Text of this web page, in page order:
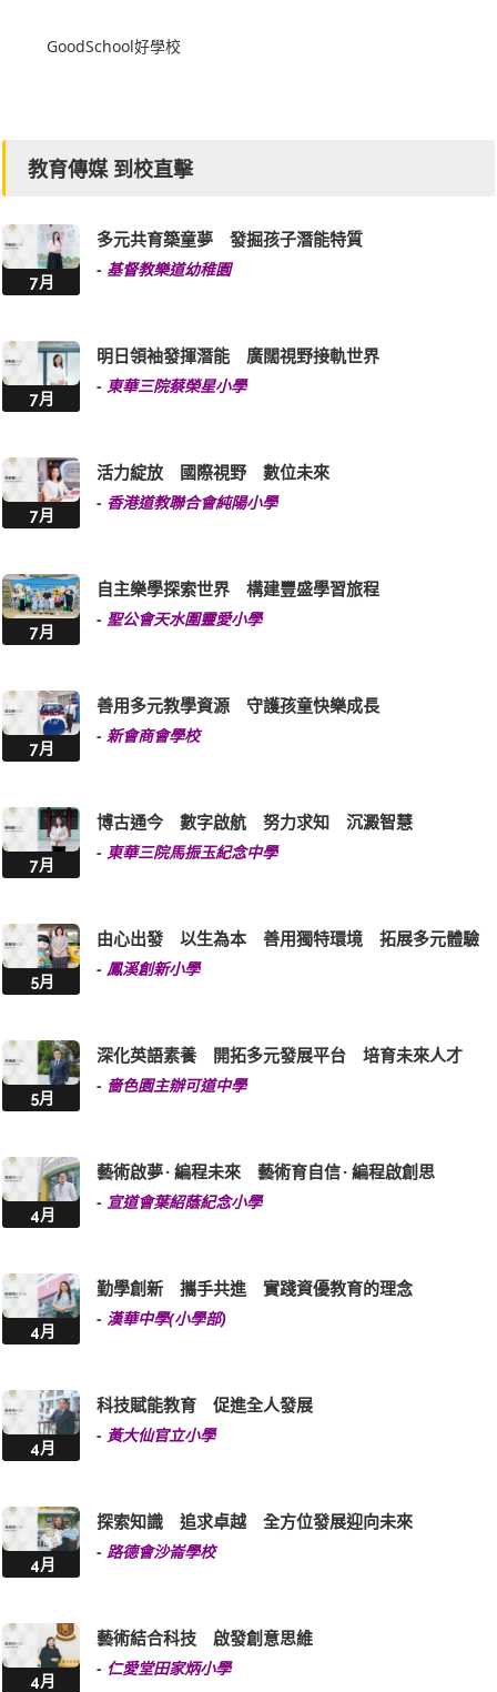
GoodSchool好學校
教育傳媒 到校直擊
7月
多元共育築童夢 發掘孩子潛能特質
- 基督教樂道幼稚園
7月
明日領袖發揮潛能 廣闊視野接軌世界
- 東華三院蔡榮星小學
7月
活力綻放 國際視野 數位未來
- 香港道教聯合會純陽小學
7月
自主樂學探索世界 構建豐盛學習旅程
- 聖公會天水圍靈愛小學
7月
善用多元教學資源 守護孩童快樂成長
- 新會商會學校
7月
博古通今 數字啟航 努力求知 沉澱智慧
- 東華三院馬振玉紀念中學
5月
由心出發 以生為本 善用獨特環境 拓展多元體驗
- 鳳溪創新小學
5月
深化英語素養 開拓多元發展平台 培育未來人才
- 嗇色園主辦可道中學
4月
藝術啟夢 · 編程未來 藝術育自信 · 編程啟創思
- 宣道會葉紹蔭紀念小學
4月
勤學創新 攜手共進 實踐資優教育的理念
- 漢華中學(小學部)
4月
科技賦能教育 促進全人發展
- 黃大仙官立小學
4月
探索知識 追求卓越 全方位發展迎向未來
- 路德會沙崙學校
4月
藝術結合科技 啟發創意思維
- 仁愛堂田家炳小學